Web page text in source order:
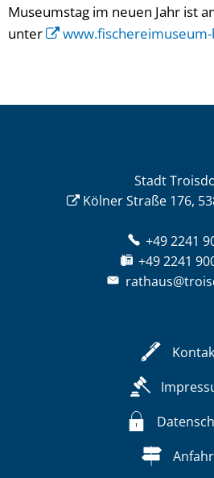
Museumstag im neuen Jahr ist
unter
Stadt
Kölner Straße 176,
+49 2241
+49 2241